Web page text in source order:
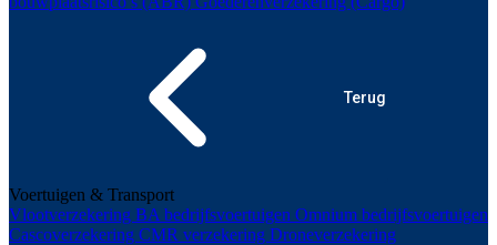
Terug
Voertuigen & Transport
Vlootverzekering BA bedrijfsvoertuigen Omnium bedrijfsvoertuigen
Cascoverzekering CMR verzekering Droneverzekering